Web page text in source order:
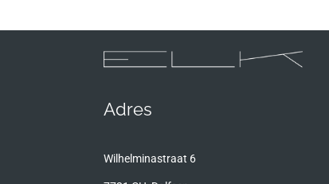
Adres
Wilhelminastraat 6